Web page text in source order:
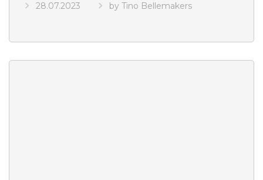
28.07.2023 by Tino Bellemakers